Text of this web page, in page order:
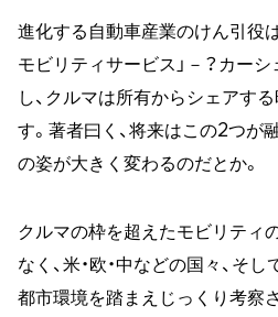
進化する自動車産業のけん引役は
モビリティサービス」－？カー
し、クルマは所有からシェアす
す。著者曰く、将来はこの2つが
の姿が大きく変わるのだとか。
クルマの枠を超えたモビリティ
なく、米・欧・中などの国々、そし
都市環境を踏まえじっくり考察